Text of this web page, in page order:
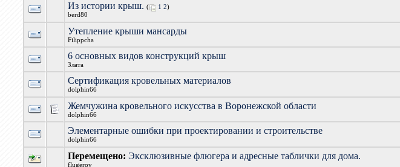
Из истории крыш. ( 1 2)
berd80
Утепление крыши мансарды
Filippcha
6 основных видов конструкций крыш
Злата
Сертификация кровельных материалов
dolphin66
Жемчужина кровельного искусства в Воронежской области
dolphin66
Элементарные ошибки при проектировании и строительстве
dolphin66
Перемещено: Эксклюзивные флюгера и адресные таблички для дома.
flugerov